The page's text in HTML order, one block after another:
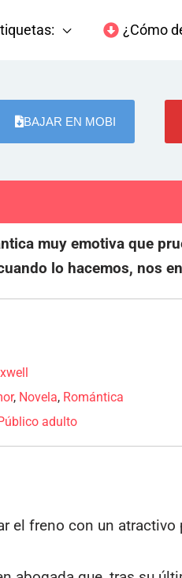
¿Cómo
BAJAR EN MOBI
muy emotiva que
lo hacemos, nos
, Novela, Romántica
adulto
el freno con un